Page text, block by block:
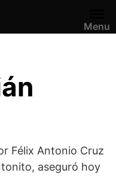
Menu
Félix Antonio Cruz
aseguró hoy